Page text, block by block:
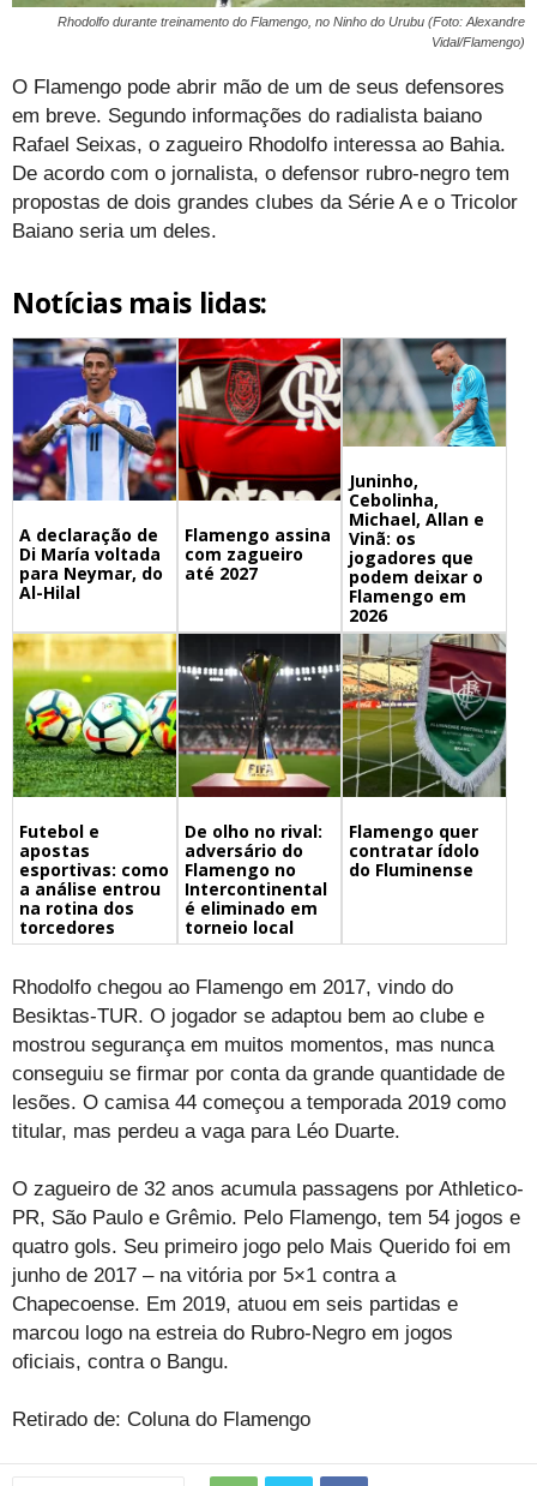
Rhodolfo durante treinamento do Flamengo, no Ninho do Urubu (Foto: Alexandre
Vidal/Flamengo)
O Flamengo pode abrir mão de um de seus defensores
em breve. Segundo informações do radialista baiano
Rafael Seixas, o zagueiro Rhodolfo interessa ao Bahia.
De acordo com o jornalista, o defensor rubro-negro tem
propostas de dois grandes clubes da Série A e o Tricolor
Baiano seria um deles.
Notícias mais lidas:
A declaração de
Di María voltada
para Neymar, do
Al-Hilal
Flamengo assina
com zagueiro
até 2027
Juninho,
Cebolinha,
Michael, Allan e
Vinã: os
jogadores que
podem deixar o
Flamengo em
2026
Futebol e
apostas
esportivas: como
a análise entrou
na rotina dos
torcedores
De olho no rival:
adversário do
Flamengo no
Intercontinental
é eliminado em
torneio local
Flamengo quer
contratar ídolo
do Fluminense
Rhodolfo chegou ao Flamengo em 2017, vindo do
Besiktas-TUR. O jogador se adaptou bem ao clube e
mostrou segurança em muitos momentos, mas nunca
conseguiu se firmar por conta da grande quantidade de
lesões. O camisa 44 começou a temporada 2019 como
titular, mas perdeu a vaga para Léo Duarte.
O zagueiro de 32 anos acumula passagens por Athletico-
PR, São Paulo e Grêmio. Pelo Flamengo, tem 54 jogos e
quatro gols. Seu primeiro jogo pelo Mais Querido foi em
junho de 2017 – na vitória por 5×1 contra a
Chapecoense. Em 2019, atuou em seis partidas e
marcou logo na estreia do Rubro-Negro em jogos
oficiais, contra o Bangu.
Retirado de: Coluna do Flamengo